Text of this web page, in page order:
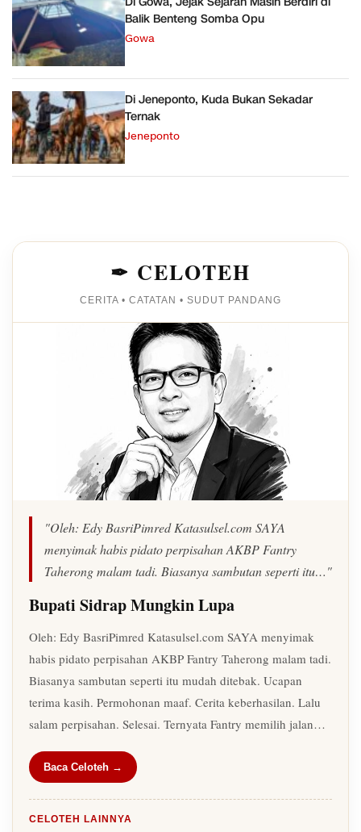
Balik Benteng Somba Opu
Gowa
Di Jeneponto, Kuda Bukan Sekadar
Ternak
Jeneponto
✒ CELOTEH
CERITA • CATATAN • SUDUT PANDANG
"Oleh: Edy BasriPimred Katasulsel.com SAYA
menyimak habis pidato perpisahan AKBP Fantry
Taherong malam tadi. Biasanya sambutan seperti itu…"
Bupati Sidrap Mungkin Lupa
Oleh: Edy BasriPimred Katasulsel.com SAYA menyimak
habis pidato perpisahan AKBP Fantry Taherong malam tadi.
Biasanya sambutan seperti itu mudah ditebak. Ucapan
terima kasih. Permohonan maaf. Cerita keberhasilan. Lalu
salam perpisahan. Selesai. Ternyata Fantry memilih jalan…
Baca Celoteh →
CELOTEH LAINNYA